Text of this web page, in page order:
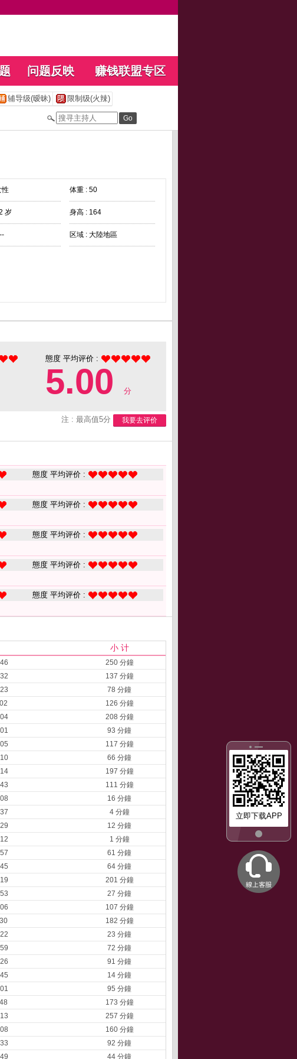
问题反映 赚钱联盟专区
立即下载APP
辅导级(暧昧) 限制级(火辣)
性 体重 : 50
岁 身高 : 164
区域 : 大陸地區
態度 平均评价 :
5.00 分
注 : 最高值5分 我要去评价
態度 平均评价 :
態度 平均评价 :
態度 平均评价 :
態度 平均评价 :
態度 平均评价 :
小 计
250 分鐘
137 分鐘
78 分鐘
126 分鐘
208 分鐘
93 分鐘
117 分鐘
66 分鐘
197 分鐘
111 分鐘
16 分鐘
4 分鐘
12 分鐘
1 分鐘
61 分鐘
64 分鐘
201 分鐘
27 分鐘
107 分鐘
182 分鐘
23 分鐘
72 分鐘
91 分鐘
14 分鐘
95 分鐘
173 分鐘
257 分鐘
160 分鐘
92 分鐘
44 分鐘